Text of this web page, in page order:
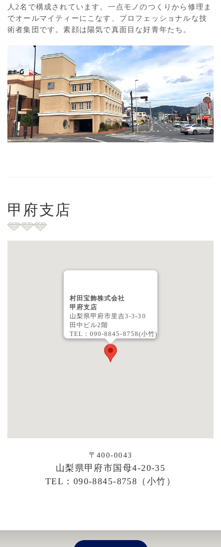
人2名で構成されています。一点モノのつくりから修理ま
でオールマイティーにこなす、プロフェッショナルな技
術者集団です。素顔は陽気で真面目な好青年たち。
甲府支店
村田宝飾株式会社
甲府支店
山梨県甲府市里吉3-3-30
田中ビル2階
TEL：090-8845-8758(小竹)
〒400-0043
山梨県甲府市国母4-20-35
TEL：090-8845-8758（小竹）